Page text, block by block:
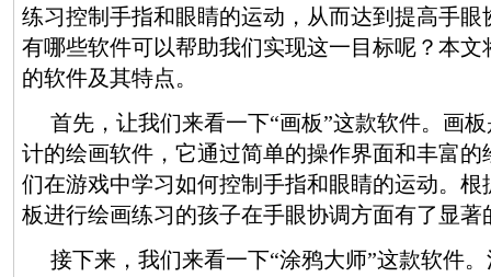
练习控制手指和眼睛的运动，从而达到提高手眼
有哪些软件可以帮助我们实现这一目标呢？本文
的软件及其特点。
首先，让我们来看一下“画板”这款软件。画
计的绘画软件，它通过简单的操作界面和丰富的
们在游戏中学习如何控制手指和眼睛的运动。根
板进行绘画练习的孩子在手眼协调方面有了显著
接下来，我们来看一下“涂鸦大师”这款软件